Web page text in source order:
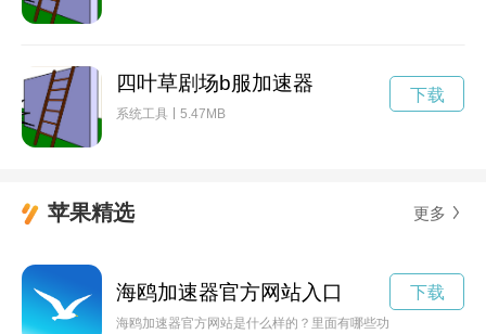
四叶草剧场b服加速器
系统工具 5.47MB
下载
苹果精选 更多
海鸥加速器官方网站入口
海鸥加速器官方网站是什么样的？里面有哪些功能和特色？让我
下载